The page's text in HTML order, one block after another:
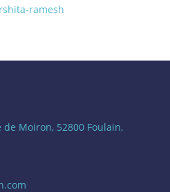
ramesh
Moiron, 52800 Foulain,